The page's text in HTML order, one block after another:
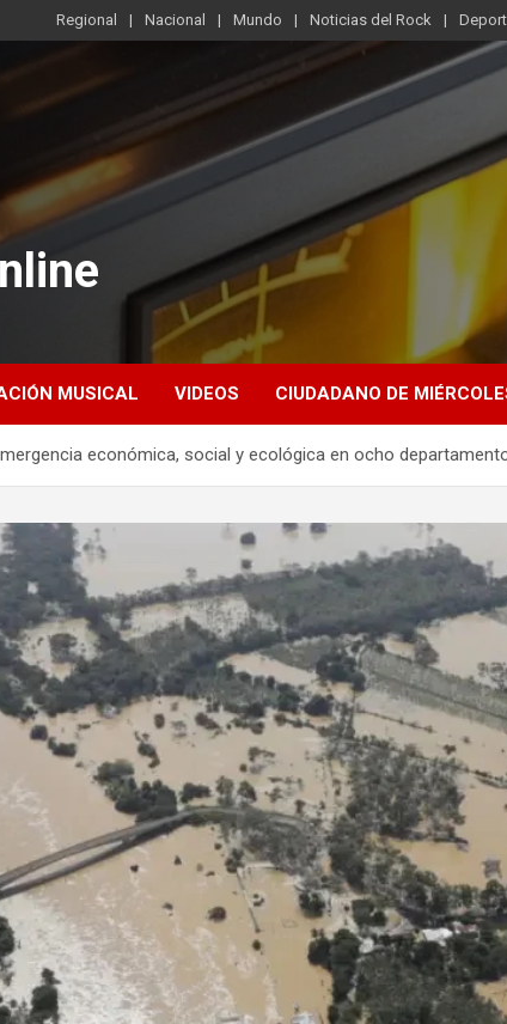
Regional Nacional Mundo Noticias del Rock
MUSICAL VIDEOS CIUDADANO DE
económica, social y ecológica en ocho